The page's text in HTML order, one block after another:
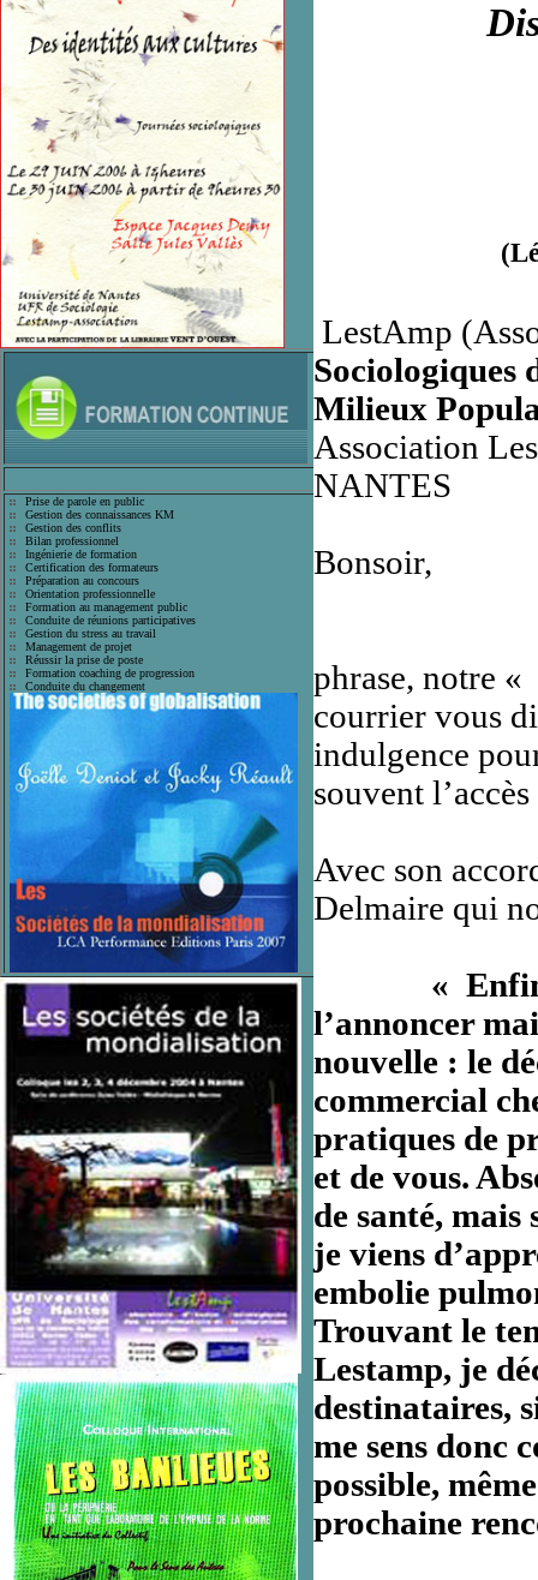
Prise de parole en public
Gestion des connaissances KM
Gestion des conflits
Bilan professionnel
Ingénierie de formation
Certification des formateurs
Préparation au concours
Orientation professionnelle
Formation au management public
Conduite de réunions participatives
Gestion du stress au travail
Management de projet
Réussir la prise de poste
Formation coaching de progression
Conduite du changement
LestAmp
Sociologiques
Milieux
Association
NANTES
Bonsoir,
phrase, notre «
courrier vous
indulgence
souvent
Avec son
Delmaire qui
« Enfin, je
l’annoncer
nouvelle : le
commercial
pratiques de
et de vous.
de santé, mais
je viens
embolie
Trouvant le
Lestamp, je
destinataires,
me sens donc
possible,
prochaine